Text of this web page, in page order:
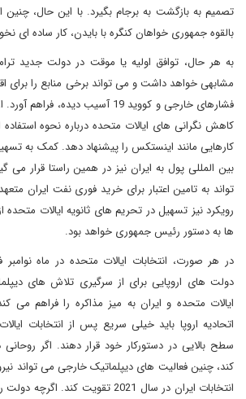
تصمیم به بازگشت به برجام بگیرد. با این حال،
بالقوه جمهوری خواهان کنگره با بایدن، کار ساده ای
به هر حال، توافق اولیه یا موقت در دولت جدید
مشابهی خواهد داشت و می تواند برخی منابع را برای
فشارهای خارجی و کووید 19 آسیب دیده،
کاهش نگرانی های ایالات متحده درباره نحوه استفاده
کارهایی مانند اینستکس را پیشنهاد دهد. کمک به
تواند به تامین اعتبار برای خرید فوری نفت ایران
رویکرد نیز تسهیل در تحریم های ثانویه ایالات
ها به دستور رئیس جمهوری خواهد بود.
در هر صورت، انتخابات ایالات متحده در ماه
دولت های اروپایی برای از سرگیری تلاش های
اتحادیه اروپا باید خیلی سریع پس از انتخابات
سطح بالایی در دستورکار خود قرار دهند. اگر
کند، چنین فعالیت های دیپلماتیک خارجی می تواند
انتخابات ایران در سال 2021 تقویت